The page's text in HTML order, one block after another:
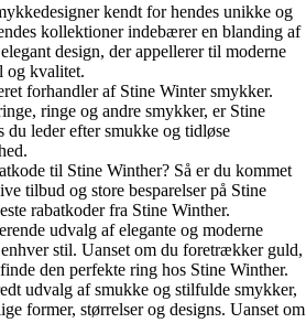
kendt for hendes unikke og
kollektioner indebærer en blanding af
design, der appellerer til moderne
og kvalitet.
forhandler af Stine Winter smykker.
ringe og andre smykker, er Stine
du leder efter smukke og tidløse
til Stine Winther? Så er du kommet
tilbud og store besparelser på Stine
rabatkoder fra Stine Winther.
udvalg af elegante og moderne
stil. Uanset om du foretrækker guld,
den perfekte ring hos Stine Winther.
udvalg af smukke og stilfulde smykker,
former, størrelser og designs. Uanset om